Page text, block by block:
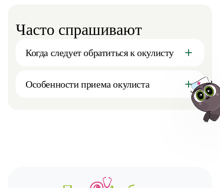
Часто спрашивают
Когда следует обратиться к окулисту
Особенности приема окулиста